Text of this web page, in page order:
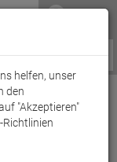
Service / Hilfe
helfen, unser
den
"Akzeptieren"
Richtlinien